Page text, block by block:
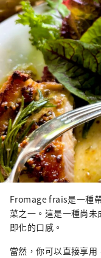
Fromage frais是一種
菜之一。這是一種尚
即化的口感。
當然，你可以直接享用